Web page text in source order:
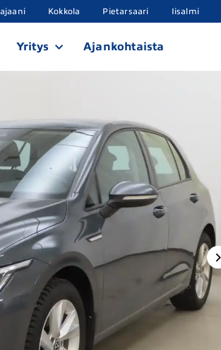
Kokkola Pietarsaari Iisalmi
Yritys Ajankohtaista